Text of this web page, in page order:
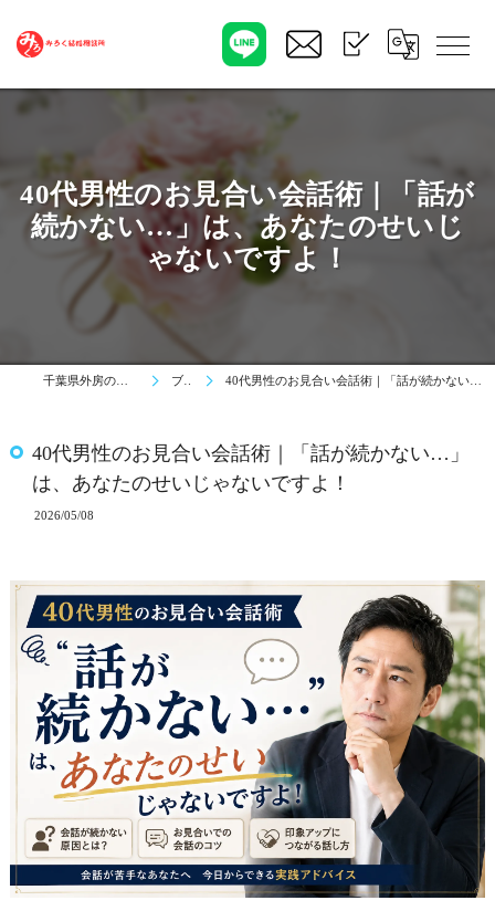
40代男性のお見合い会話術｜「話が
続かない…」は、あなたのせいじ
ゃないですよ！
千葉県外房のみろく結婚相談所 ブログ 40代男性のお見合い会話術｜「話が続かない…」は、あなたのせいじゃないですよ！
40代男性のお見合い会話術｜「話が続かない…」
は、あなたのせいじゃないですよ！
2026/05/08